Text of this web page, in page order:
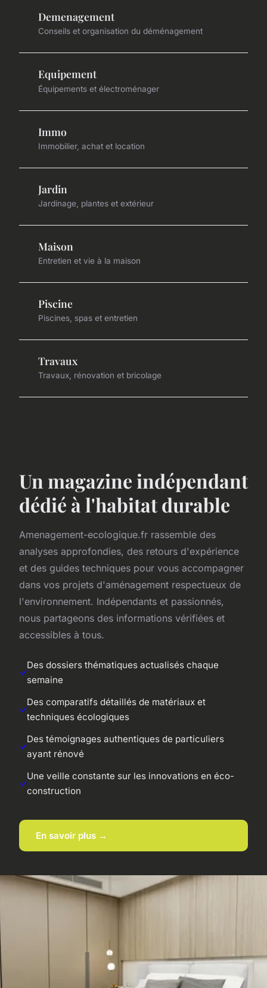
Demenagement
Conseils et organisation du déménagement
Equipement
Équipements et électroménager
Immo
Immobilier, achat et location
Jardin
Jardinage, plantes et extérieur
Maison
Entretien et vie à la maison
Piscine
Piscines, spas et entretien
Travaux
Travaux, rénovation et bricolage
Un magazine indépendant
dédié à l'habitat durable
Amenagement-ecologique.fr rassemble des
analyses approfondies, des retours d'expérience
et des guides techniques pour vous accompagner
dans vos projets d'aménagement respectueux de
l'environnement. Indépendants et passionnés,
nous partageons des informations vérifiées et
accessibles à tous.
Des dossiers thématiques actualisés chaque
semaine
Des comparatifs détaillés de matériaux et
techniques écologiques
Des témoignages authentiques de particuliers
ayant rénové
Une veille constante sur les innovations en éco-
construction
En savoir plus →